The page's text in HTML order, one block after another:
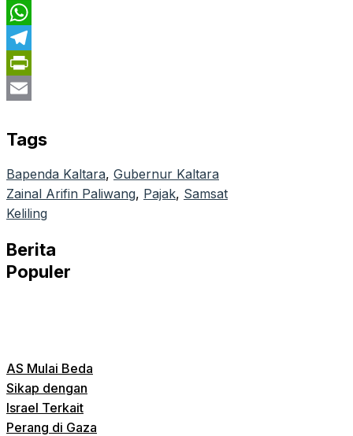
X
WhatsApp
Telegram
PrintFriendly
Tags
Bapenda Kaltara, Gubernur Kaltara
Zainal Arifin Paliwang, Pajak, Samsat
Keliling
Berita
Populer
AS Mulai Beda
Sikap dengan
Israel Terkait
Perang di Gaza